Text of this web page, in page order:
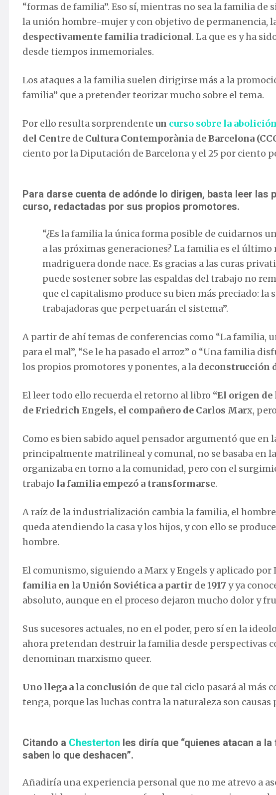
“formas de familia”. Eso sí, mientras no sea la familia
la unión hombre-mujer y con objetivo de permanencia,
despectivamente familia tradicional. La que es y ha
desde tiempos inmemoriales.
Los ataques a la familia suelen dirigirse más a la
familia” que a pretender teorizar mucho sobre el tema.
Por ello resulta sorprendente un curso sobre la
del Centre de Cultura Contemporània de Barcelona
ciento por la Diputación de Barcelona y el 25 por ciento
Para darse cuenta de adónde lo dirigen, basta leer
curso, redactadas por sus propios promotores.
“¿Es la familia la única forma posible de cuidarnos
a las próximas generaciones? La familia es el
madriguera donde nace. Es gracias a las curas
puede sostener sobre las espaldas del trabajo no
que el capitalismo produce su bien más preciado:
trabajadoras que perpetuarán el sistema”.
A partir de ahí temas de conferencias como “La familia,
para el mal”, “Se le ha pasado el arroz” o “Una familia
los propios promotores y ponentes, a la deconstrucción
El leer todo ello recuerda el retorno al libro “El origen
de Friedrich Engels, el compañero de Carlos Marx,
Como es bien sabido aquel pensador argumentó que
principalmente matrilineal y comunal, no se basaba en
organizaba en torno a la comunidad, pero con el
trabajo la familia empezó a transformarse.
A raíz de la industrialización cambia la familia, el
queda atendiendo la casa y los hijos, y con ello se produce
hombre.
El comunismo, siguiendo a Marx y Engels y aplicado
familia en la Unión Soviética a partir de 1917 y ya
absoluto, aunque en el proceso dejaron mucho dolor y
Sus sucesores actuales, no en el poder, pero sí en la
ahora pretendan destruir la familia desde perspectivas
denominan marxismo queer.
Uno llega a la conclusión de que tal ciclo pasará al más
tenga, porque las luchas contra la naturaleza son causas
Citando a Chesterton les diría que “quienes atacan a
saben lo que deshacen”.
Añadiría una experiencia personal que no me atrevo a